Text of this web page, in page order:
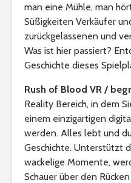
man eine Mühle, man
Süßigkeiten Verkäufer
zurückgelassenen und
Was ist hier passiert?
Geschichte dieses
Rush of Blood VR /
Reality Bereich, in dem
einem einzigartigen
werden. Alles lebt und
Geschichte. Unterstützt
wackelige Momente,
Schauer über den